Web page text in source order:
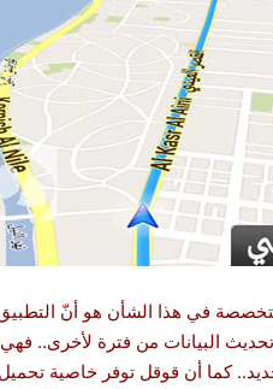
في هذا الشأن هو أنّ
البيانات من فترة لأخرى..
كما أن قوقل توفر خاصية تحميل